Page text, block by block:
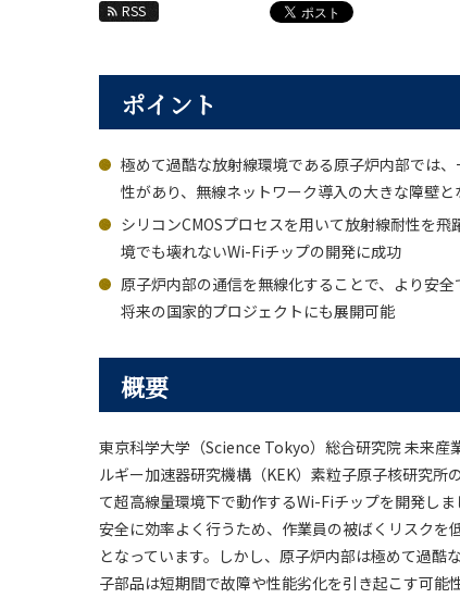
RSS
ポイント
極めて過酷な放射線環境である原子炉内部では
性があり、無線ネットワーク導入の大きな障壁と
シリコンCMOSプロセスを用いて放射線耐性を
境でも壊れないWi-Fiチップの開発に成功
原子炉内部の通信を無線化することで、より安
将来の国家的プロジェクトにも展開可能
概要
東京科学大学（Science Tokyo）総合研究院 未来産
ルギー加速器研究機構（KEK）素粒子原子核研究所
て超高線量環境下で動作するWi-Fiチップを開発し
安全に効率よく行うため、作業員の被ばくリスク
となっています。しかし、原子炉内部は極めて過
子部品は短期間で故障や性能劣化を引き起こす可能